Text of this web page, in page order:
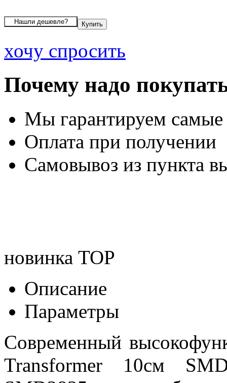
хочу спросить
Почему надо
Мы гарантируем
Оплата при получении
Самовывоз из пункта
новинка TOP
Описание
Параметры
Современный
Transformer 10см